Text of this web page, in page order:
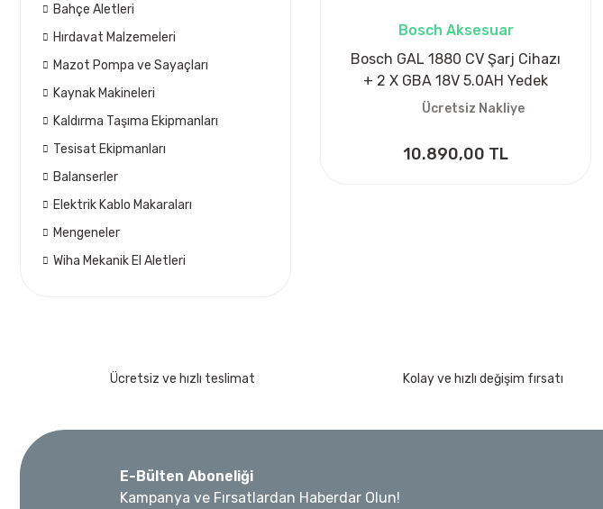
Bahçe Aletleri
Hırdavat Malzemeleri
Mazot Pompa ve Sayaçları
Kaynak Makineleri
Kaldırma Taşıma Ekipmanları
Tesisat Ekipmanları
Balanserler
Elektrik Kablo Makaraları
Mengeneler
Wiha Mekanik El Aletleri
Bosch Aksesuar
Bosch GAL 1880 CV Şarj Cihazı
+ 2 X GBA 18V 5.0AH Yedek
Akü-Yedek Batarya
Ücretsiz Nakliye
10.890,00 TL
Ücretsiz ve hızlı teslimat Kolay ve hızlı değişim fırsatı
E-Bülten Aboneliği
Kampanya ve Fırsatlardan Haberdar Olun!